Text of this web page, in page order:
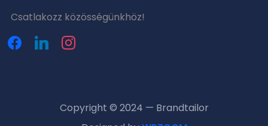
Csatlakozz közösségünkhöz!
facebooklinkedininstagram
Copyright © 2024 — Brandtailor